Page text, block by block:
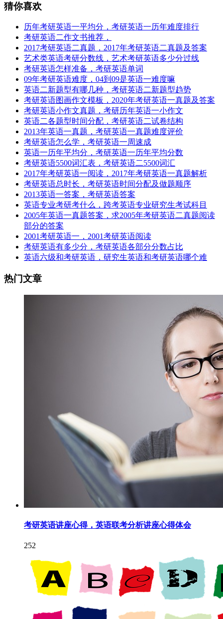
猜你喜欢
历年考研英语一平均分，考研英语一历年难度排行
考研英语二作文书推荐，
2017考研英语二真题，2017年考研英语二真题及答案
艺术类英语考研分数线，艺术考研英语多少分过线
考研英语怎样准备，考研英语单词
09年考研英语难度，04到09是英语一难度嘛
英语二新题型有哪几种，考研英语二新题型趋势
考研英语图画作文模板，2020年考研英语一真题及答案
考研英语小作文真题，考研历年英语一小作文
英语二各题型时间分配，考研英语二试卷结构
2013年英语一真题，考研英语一真题难度评价
考研英语怎么学，考研英语一周速成
英语一历年平均分，考研英语一历年平均分数
考研英语5500词汇表，考研英语二5500词汇
2017年考研英语一阅读，2017年考研英语一真题解析
考研英语总时长，考研英语时间分配及做题顺序
2013英语一答案，考研英语答案
英语专业考研考什么，跨考英语专业研究生考试科目
2005年英语一真题答案，求2005年考研英语二真题阅读
部分的答案
2001考研英语一，2001考研英语阅读
考研英语有多少分，考研英语各部分分数占比
英语六级和考研英语，研究生英语和考研英语哪个难
热门文章
考研英语讲座心得，英语联考分析讲座心得体会
252